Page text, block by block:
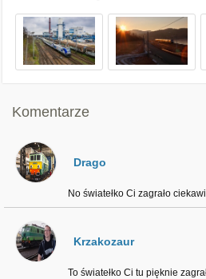
Komentarze
Drago
No światełko Ci zagrało
Krzakozaur
To światełko Ci tu pięknie